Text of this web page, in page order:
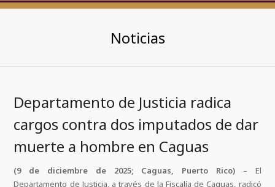
Noticias
Departamento de Justicia radica
cargos contra dos imputados de dar
muerte a hombre en Caguas
(9 de diciembre de 2025; Caguas, Puerto Rico) – El
Departamento de Justicia, a través de la Fiscalía de Caguas, radicó